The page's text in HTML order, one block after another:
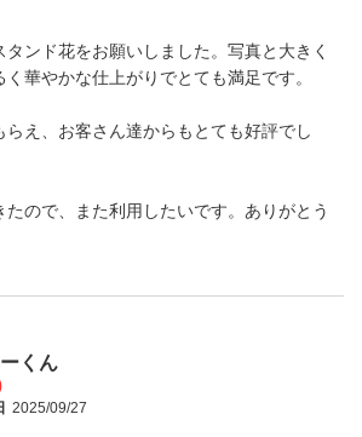
ンド花をお願いしました。写真と大きく
華やかな仕上がりでとても満足です。
らえ、お客さん達からもとても好評でし
ので、また利用したいです。ありがとう
くん
2025/09/27